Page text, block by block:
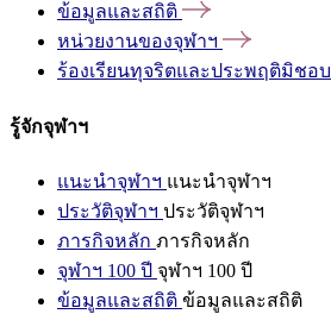
ข้อมูลและสถิติ
หน่วยงานของจุฬาฯ
ร้องเรียนทุจริตและประพฤติมิชอบ
รู้จักจุฬาฯ
แนะนำจุฬาฯ แนะนำจุฬาฯ
ประวัติจุฬาฯ ประวัติจุฬาฯ
ภารกิจหลัก ภารกิจหลัก
จุฬาฯ 100 ปี จุฬาฯ 100 ปี
ข้อมูลและสถิติ ข้อมูลและสถิติ